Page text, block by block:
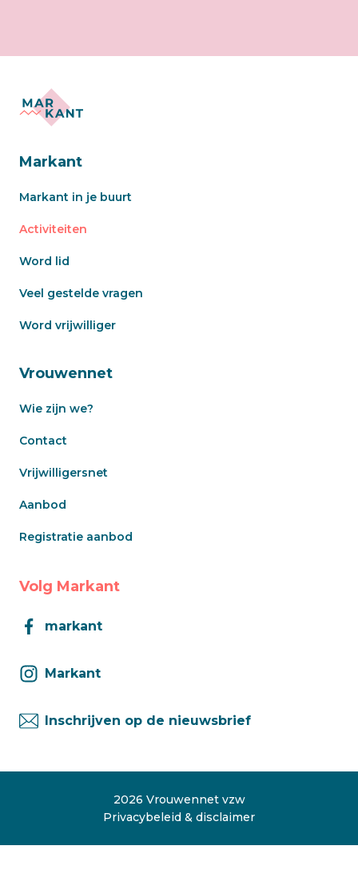
Markant
Markant in je buurt
Activiteiten
Word lid
Veel gestelde vragen
Word vrijwilliger
Vrouwennet
Wie zijn we?
Contact
Vrijwilligersnet
Aanbod
Registratie aanbod
Volg Markant
markant
Markant
Inschrijven op de nieuwsbrief
2026 Vrouwennet vzw
Privacybeleid & disclaimer